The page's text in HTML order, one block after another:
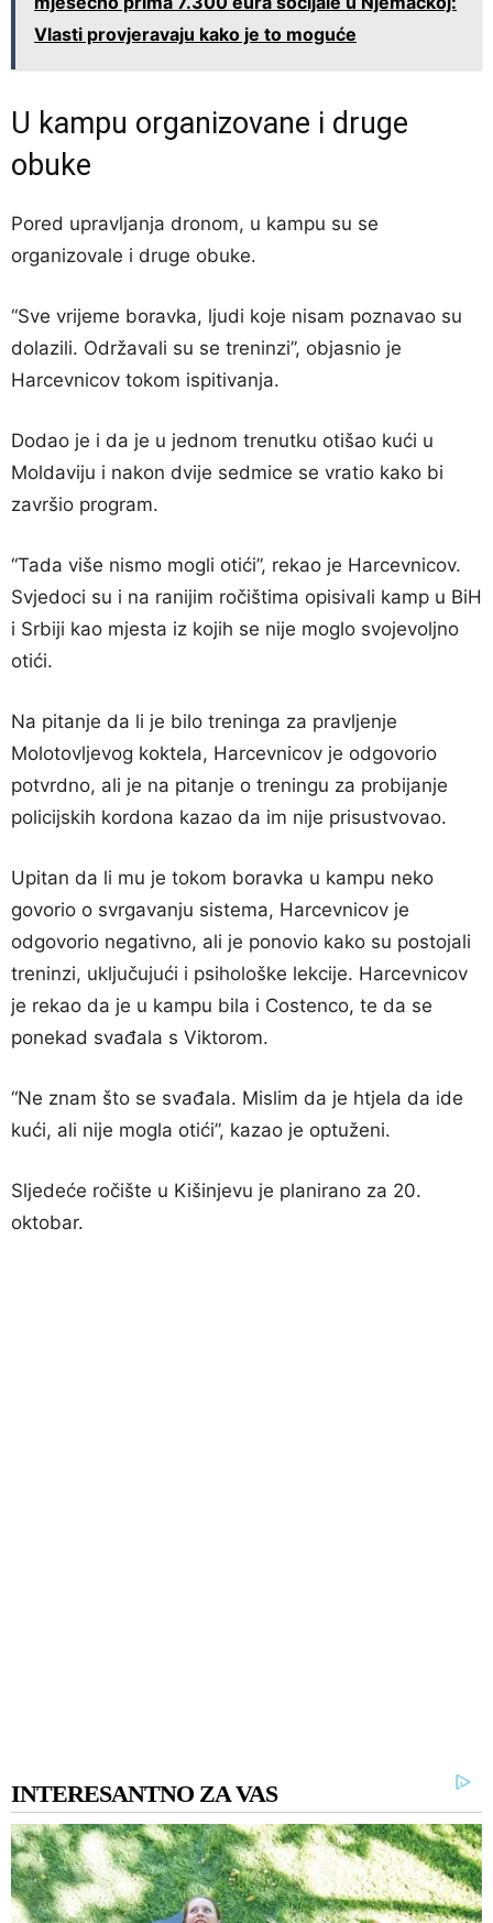
Vlasti provjeravaju kako je to moguće
U kampu organizovane i druge
obuke
Pored upravljanja dronom, u kampu su se
organizovale i druge obuke.
“Sve vrijeme boravka, ljudi koje nisam poznavao su
dolazili. Održavali su se treninzi”, objasnio je
Harcevnicov tokom ispitivanja.
Dodao je i da je u jednom trenutku otišao kući u
Moldaviju i nakon dvije sedmice se vratio kako bi
završio program.
“Tada više nismo mogli otići”, rekao je Harcevnicov.
Svjedoci su i na ranijim ročištima opisivali kamp u BiH
i Srbiji kao mjesta iz kojih se nije moglo svojevoljno
otići.
Na pitanje da li je bilo treninga za pravljenje
Molotovljevog koktela, Harcevnicov je odgovorio
potvrdno, ali je na pitanje o treningu za probijanje
policijskih kordona kazao da im nije prisustvovao.
Upitan da li mu je tokom boravka u kampu neko
govorio o svrgavanju sistema, Harcevnicov je
odgovorio negativno, ali je ponovio kako su postojali
treninzi, uključujući i psihološke lekcije. Harcevnicov
je rekao da je u kampu bila i Costenco, te da se
ponekad svađala s Viktorom.
“Ne znam što se svađala. Mislim da je htjela da ide
kući, ali nije mogla otići”, kazao je optuženi.
Sljedeće ročište u Kišinjevu je planirano za 20.
oktobar.